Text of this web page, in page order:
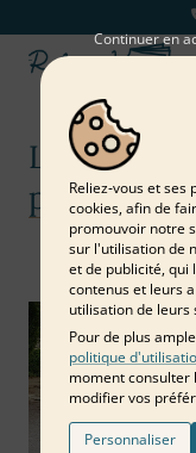
Le
pour un
Notre blog Mariage
Continuer en
Reliez‑vous et
cookies, afin de
promouvoir notre
sur l'utilisation de
et de publicité, qui
contenus et leurs
utilisation de leurs
Pour de plus
politique
moment consulter
modifier vos
Personnaliser